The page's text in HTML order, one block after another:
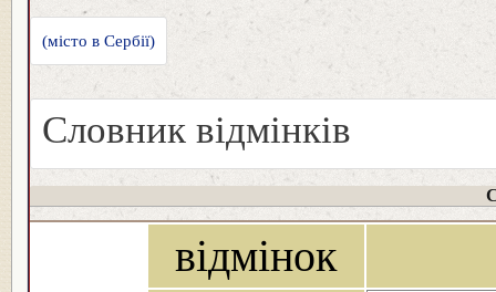
(місто в Сербії)
Словник відмінків
відмінок